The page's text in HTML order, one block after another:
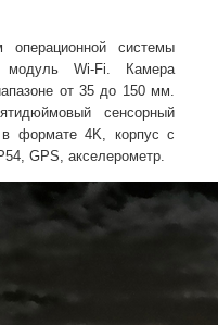
операционной системы
Wi-Fi. Камера
от 35 до 150 мм.
сенсорный
формате 4K, корпус с
GPS, акселерометр.